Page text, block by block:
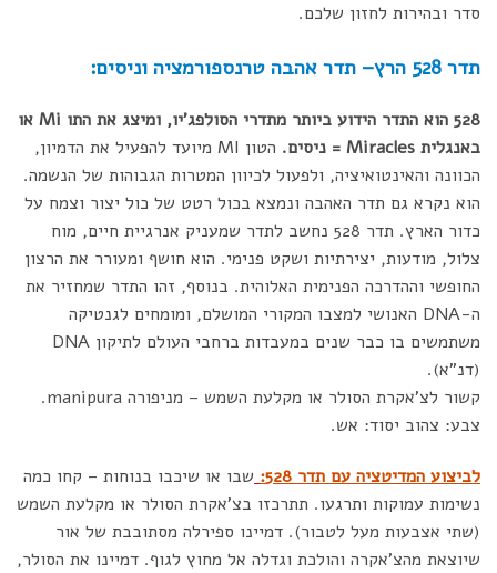
סדר ובהירות לחזון שלכם.
תדר 528 הרץ– תדר אהבה טרנספורמציה וניסים:
528 הוא התדר הידוע ביותר מתדרי הסולפג'יו, ומיצג את התו Mi או
באנגלית Miracles = ניסים.
הטון MI מיועד להפעיל את הדמיון,
הכוונה והאינטואיציה, ולפעול לכיוון המטרות הגבוהות של הנשמה.
הוא נקרא גם תדר האהבה ונמצא בכול רטט של כול יצור וצמח על
כדור הארץ. תדר 528 נחשב לתדר שמעניק אנרגיית חיים, מוח
צלול, מודעות, יצירתיות ושקט פנימי. הוא חושף ומעורר את הרצון
החופשי וההדרכה הפנימית האלוהית. בנוסף, זהו התדר שמחזיר את
ה-DNA האנושי למצבו המקורי המושלם, ומומחים לגנטיקה
משתמשים בו כבר שנים במעבדות ברחבי העולם לתיקון DNA
(דנ"א).
קשור לצ'אקרת הסולר או מקלעת השמש – מניפורה manipura.
צבע: צהוב יסוד: אש.
לביצוע המדיטציה עם תדר 528:
שבו או שיכבו בנוחות – קחו כמה
נשימות עמוקות ותרגעו. תתרכזו בצ'אקרת הסולר או מקלעת השמש
(שתי אצבעות מעל לטבור). דמיינו ספירלה מסתובבת של אור
שיוצאת מהצ'אקרה והולכת וגדלה אל מחוץ לגוף. דמיינו את הסולר,